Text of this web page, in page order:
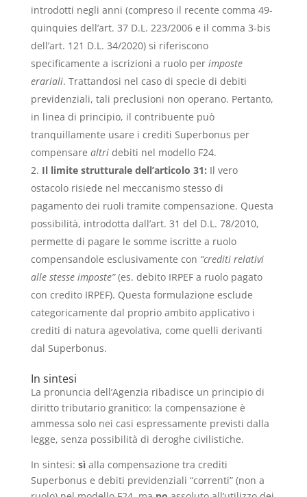
introdotti negli anni (compreso il recente comma 49-
quinquies dell’art. 37 D.L. 223/2006 e il comma 3-bis
dell’art. 121 D.L. 34/2020) si riferiscono
specificamente a iscrizioni a ruolo per imposte
erariali. Trattandosi nel caso di specie di debiti
previdenziali, tali preclusioni non operano. Pertanto,
in linea di principio, il contribuente può
tranquillamente usare i crediti Superbonus per
compensare altridebiti nel modello F24.
Il limite strutturale dell’articolo 31: Il vero
ostacolo risiede nel meccanismo stesso di
pagamento dei ruoli tramite compensazione. Questa
possibilità, introdotta dall’art. 31 del D.L. 78/2010,
permette di pagare le somme iscritte a ruolo
compensandole esclusivamente con “crediti relativi
alle stesse imposte”(es. debito IRPEF a ruolo pagato
con credito IRPEF). Questa formulazione esclude
categoricamente dal proprio ambito applicativo i
crediti di natura agevolativa, come quelli derivanti
dal Superbonus.
In sintesi
La pronuncia dell’Agenzia ribadisce un principio di
diritto tributario granitico: la compensazione è
ammessa solo nei casi espressamente previsti dalla
legge, senza possibilità di deroghe civilistiche.
In sintesi: sìalla compensazione tra crediti
Superbonus e debiti previdenziali “correnti” (non a